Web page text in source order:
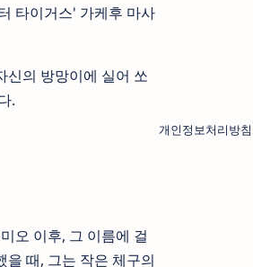
타이거스' 가케후 마사
신의 방망이에 실어 쏘
.
오 이후, 그 이름에 걸
때, 그는 작은 체구의
개인정보처리방침